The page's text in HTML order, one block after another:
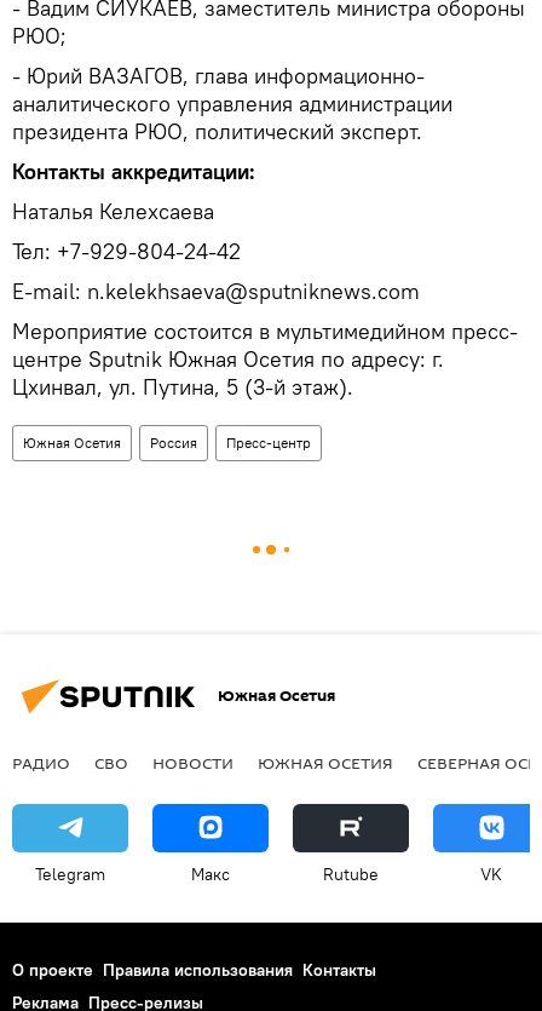
- Вадим СИУКАЕВ, заместитель министра обороны
РЮО;
- Юрий ВАЗАГОВ, глава информационно-
аналитического управления администрации
президента РЮО, политический эксперт.
Контакты аккредитации:
Наталья Келехсаева
Тел: +7-929-804-24-42
E-mail: n.kelekhsaeva@sputniknews.com
Мероприятие состоится в мультимедийном пресс-
центре Sputnik Южная Осетия по адресу: г.
Цхинвал, ул. Путина, 5 (3-й этаж).
Южная Осетия Россия Пресс-центр
Южная Осетия
РАДИО СВО НОВОСТИ ЮЖНАЯ ОСЕТИЯ СЕВЕРНАЯ
Telegram Макс Rutube VK
О проекте Правила использования Контакты
Реклама Пресс-релизы